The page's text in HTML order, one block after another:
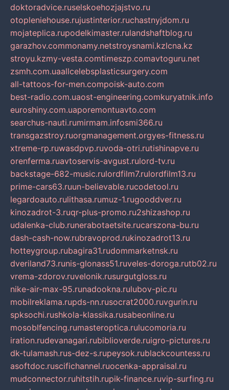
doktoradvice.ruselskoehozjajstvo.ru
otopleniehouse.rujustinterior.ruchastnyjdom.ru
mojateplica.rupodelkimaster.rulandshaftblog.ru
garazhov.commonamy.netstroysnami.kzlcna.kz
stroyu.kzmy-vesta.comtimeszp.comavtoguru.net
zsmh.com.uaallcelebsplasticsurgery.com
all-tattoos-for-men.compoisk-auto.com
best-radio.com.uaost-engineering.comkuryatnik.info
euroshiny.com.uaporemontuavto.com
searchus-nauti.rumirmam.infosmi366.ru
transgazstroy.ruorgmanagement.orgyes-fitness.ru
xtreme-rp.ruwasdpvp.ruvoda-otri.rutishinapve.ru
orenferma.ruavtoservis-avgust.rulord-tv.ru
backstage-682-music.rulordfilm7.rulordfilm13.ru
prime-cars63.ruun-believable.rucodetool.ru
legardoauto.rulithasa.rumuz-1.rugooddver.ru
kinozadrot-3.ruqr-plus-promo.ru2shizashop.ru
udalenka-club.runerabotaetsite.rucarszona-bu.ru
dash-cash-now.rubravoprod.rukinozadrot13.ru
hotteygroup.rubagira31.rudommarketnsk.ru
dveriland73.runis-glonass51.ruveles-doroga.rutb02.ru
vrema-zdorov.ruvelonik.rusurgutgloss.ru
nike-air-max-95.runadookna.rulubov-pic.ru
mobilreklama.rupds-nn.rusocrat2000.ruvgurin.ru
spksochi.rushkola-klassika.rusabeonline.ru
mosoblfencing.rumasteroptica.rulucomoria.ru
iration.rudevanagari.rubiblioverde.ruigro-pictures.ru
dk-tulamash.rus-dez-s.rupeysok.rublackcountess.ru
asoftdoc.ruscifichannel.ruocenka-appraisal.ru
mudconnector.ruhitstih.rupik-finance.ruvip-surfing.ru